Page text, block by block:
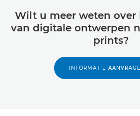
Wilt u meer weten over
van digitale ontwerpen
prints?
INFORMATIE